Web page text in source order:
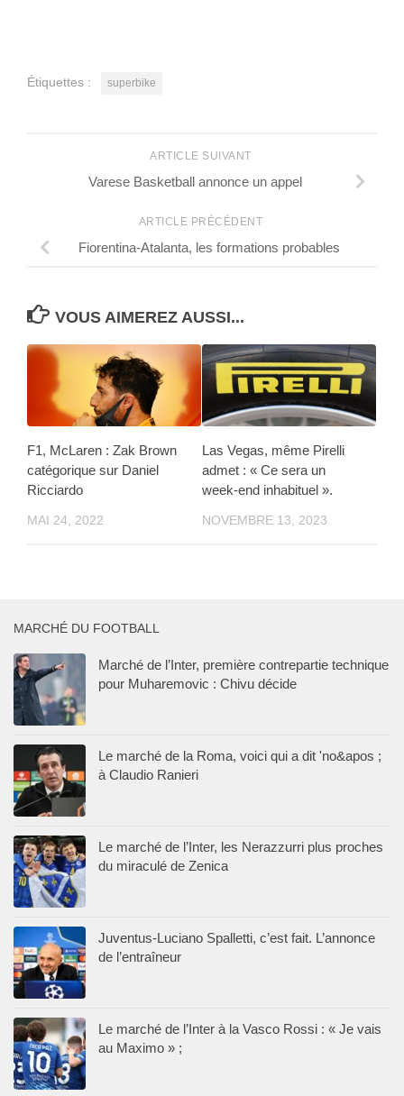
Étiquettes : superbike
ARTICLE SUIVANT
Varese Basketball annonce un appel
ARTICLE PRÉCÉDENT
Fiorentina-Atalanta, les formations probables
VOUS AIMEREZ AUSSI...
F1, McLaren : Zak Brown
catégorique sur Daniel
Ricciardo
MAI 24, 2022
Las Vegas, même Pirelli
admet : « Ce sera un
week-end inhabituel ».
NOVEMBRE 13, 2023
MARCHÉ DU FOOTBALL
Marché de l’Inter, première contrepartie technique
pour Muharemovic : Chivu décide
Le marché de la Roma, voici qui a dit 'no&apos ;
à Claudio Ranieri
Le marché de l’Inter, les Nerazzurri plus proches
du miraculé de Zenica
Juventus-Luciano Spalletti, c’est fait. L’annonce
de l’entraîneur
Le marché de l’Inter à la Vasco Rossi : « Je vais
au Maximo » ;